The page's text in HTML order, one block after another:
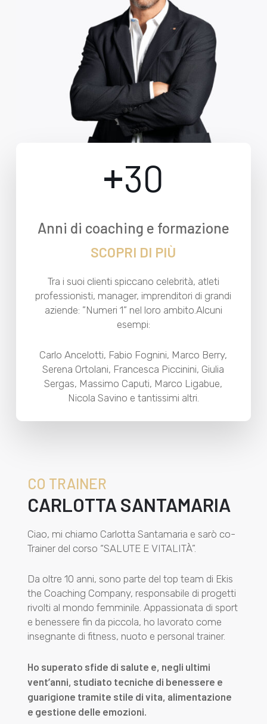
+30
Anni di coaching e formazione
SCOPRI DI PIÙ
Tra i suoi clienti spiccano celebrità, atleti
professionisti, manager, imprenditori di grandi
aziende: ”Numeri 1” nel loro ambito.Alcuni
esempi:
Carlo Ancelotti, Fabio Fognini, Marco Berry,
Serena Ortolani, Francesca Piccinini, Giulia
Sergas, Massimo Caputi, Marco Ligabue,
Nicola Savino e tantissimi altri.​
CO TRAINER
CARLOTTA SANTAMARIA
Ciao, mi chiamo Carlotta Santamaria e sarò co-
Trainer del corso “SALUTE E VITALITÀ”.
Da oltre 10 anni, sono parte del top team di Ekis
the Coaching Company, responsabile di progetti
rivolti al mondo femminile. Appassionata di sport
e benessere fin da piccola, ho lavorato come
insegnante di fitness, nuoto e personal trainer.
Ho superato sfide di salute e, negli ultimi
vent’anni, studiato tecniche di benessere e
guarigione tramite stile di vita, alimentazione
e gestione delle emozioni.